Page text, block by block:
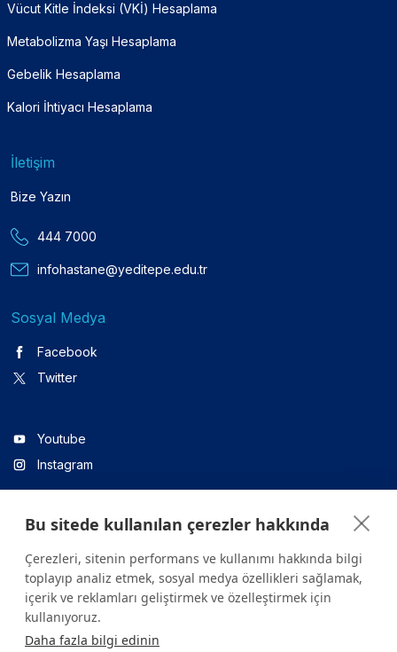
Vücut Kitle İndeksi (VKİ) Hesaplama
Metabolizma Yaşı Hesaplama
Gebelik Hesaplama
Kalori İhtiyacı Hesaplama
İletişim
Bize Yazın
444 7000
infohastane@yeditepe.edu.tr
Sosyal Medya
Facebook
Twitter
Youtube
Instagram
Linkedin
Sitede yer alan tüm içerikler yalnızca bilgilendirme amaçlıdır.
Sağlığınızla ilgili sorularınız için mutlaka doktoruza ya da bir sağlık
kuruluşuna başvurunuz.
Bu sitede kullanılan çerezler hakkında
Çerezleri, sitenin performans ve kullanımı hakkında bilgi
toplayıp analiz etmek, sosyal medya özellikleri sağlamak,
içerik ve reklamları geliştirmek ve özelleştirmek için
kullanıyoruz.
Daha fazla bilgi edinin